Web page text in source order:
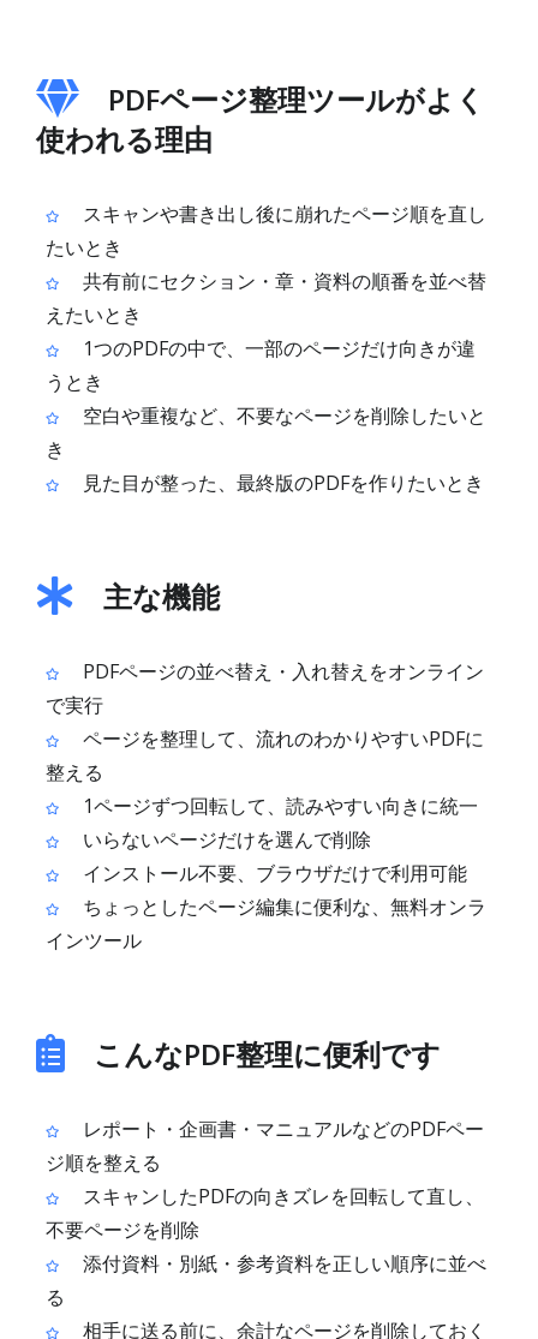
PDFページ整理ツールがよく
使われる理由
スキャンや書き出し後に崩れたページ順を直し
たいとき
共有前にセクション・章・資料の順番を並べ替
えたいとき
1つのPDFの中で、一部のページだけ向きが違
うとき
空白や重複など、不要なページを削除したいと
き
見た目が整った、最終版のPDFを作りたいとき
主な機能
PDFページの並べ替え・入れ替えをオンライン
で実行
ページを整理して、流れのわかりやすいPDFに
整える
1ページずつ回転して、読みやすい向きに統一
いらないページだけを選んで削除
インストール不要、ブラウザだけで利用可能
ちょっとしたページ編集に便利な、無料オンラ
インツール
こんなPDF整理に便利です
レポート・企画書・マニュアルなどのPDFペー
ジ順を整える
スキャンしたPDFの向きズレを回転して直し、
不要ページを削除
添付資料・別紙・参考資料を正しい順序に並べ
る
相手に送る前に、余計なページを削除しておく